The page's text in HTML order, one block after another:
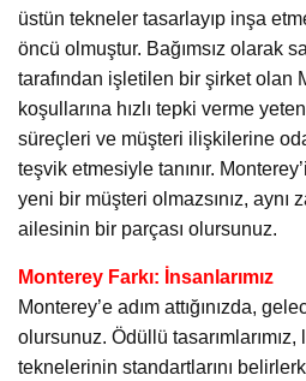
üstün tekneler tasarlayıp inşa
öncü olmuştur. Bağımsız olarak
tarafından işletilen bir şirket olan
koşullarına hızlı tepki verme
süreçleri ve müşteri ilişkilerine
teşvik etmesiyle tanınır.
yeni bir müşteri olmazsınız, aynı
ailesinin bir parçası olursunuz.
Monterey Farkı: İnsanlarımız
Monterey’e adım attığınızda,
olursunuz. Ödüllü
teknelerinin standartlarını